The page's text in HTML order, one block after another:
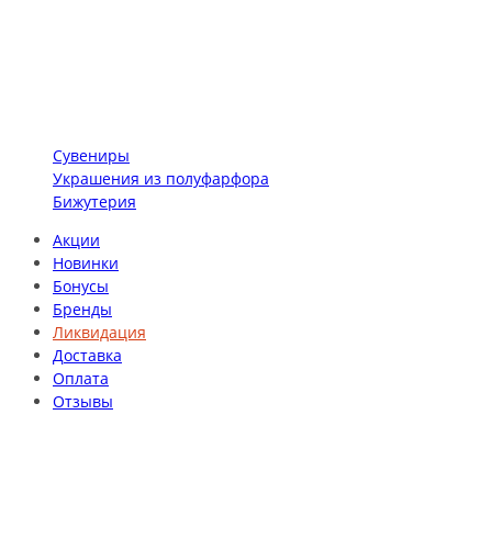
Сувениры
Украшения из полуфарфора
Бижутерия
Акции
Новинки
Бонусы
Бренды
Ликвидация
Доставка
Оплата
Отзывы